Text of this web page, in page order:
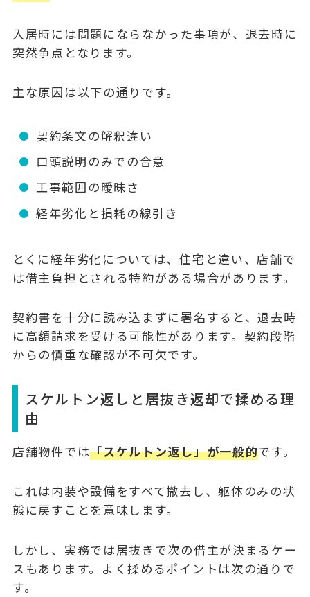
入居時には問題にならなかった事項が、退去時に
突然争点となります。
主な原因は以下の通りです。
契約条文の解釈違い
口頭説明のみでの合意
工事範囲の曖昧さ
経年劣化と損耗の線引き
とくに経年劣化については、住宅と違い、店舗で
は借主負担とされる特約がある場合があります。
契約書を十分に読み込まずに署名すると、退去時
に高額請求を受ける可能性があります。契約段階
からの慎重な確認が不可欠です。
スケルトン返しと居抜き返却で揉める理
由
店舗物件では「スケルトン返し」が一般的です。
これは内装や設備をすべて撤去し、躯体のみの状
態に戻すことを意味します。
しかし、実務では居抜きで次の借主が決まるケー
スもあります。よく揉めるポイントは次の通りで
す。